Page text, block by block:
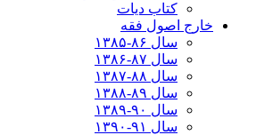
کتاب دیات
خارج اصول فقه
سال ۸۶-۱۳۸۵
سال ۸۷-۱۳۸۶
سال ۸۸-۱۳۸۷
سال ۸۹-۱۳۸۸
سال ۹۰-۱۳۸۹
سال ۹۱-۱۳۹۰